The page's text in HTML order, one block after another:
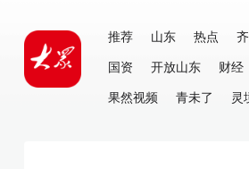
推荐 山东 热点
国资
开放山东 财经
果然视频
青未了 灵